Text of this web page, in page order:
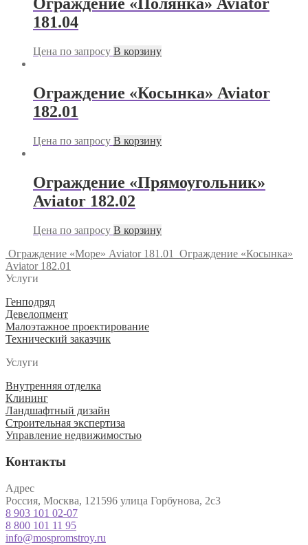
Ограждение «Полянка» Aviator
181.04
Цена по запросу В корзину
Ограждение «Косынка» Aviator
182.01
Цена по запросу В корзину
Ограждение «Прямоугольник»
Aviator 182.02
Цена по запросу В корзину
Ограждение «Море» Aviator 181.01
Ограждение «Косынка»
Aviator 182.01
Услуги
Генподряд
Девелопмент
Малоэтажное проектирование
Технический заказчик
Услуги
Внутренняя отделка
Клининг
Ландшафтный дизайн
Строительная экспертиза
Управление недвижимостью
Контакты
Адрес
Россия, Москва, 121596 улица Горбунова, 2с3
8 903 101 02-07
8 800 101 11 95
info@mospromstroy.ru